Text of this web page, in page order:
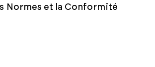
Normes et la Conformité